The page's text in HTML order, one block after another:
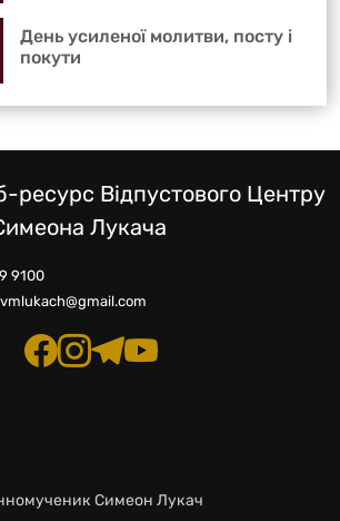
День усиленої молитви, посту і
покути
ресурс Відпустового Центру
Лукача
9100
Симеон Лукач